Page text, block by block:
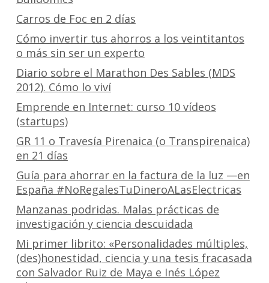
Carros de Foc en 2 días
Cómo invertir tus ahorros a los veintitantos
o más sin ser un experto
Diario sobre el Marathon Des Sables (MDS
2012). Cómo lo viví
Emprende en Internet: curso 10 vídeos
(startups)
GR 11 o Travesía Pirenaica (o Transpirenaica)
en 21 días
Guía para ahorrar en la factura de la luz —en
España #NoRegalesTuDineroALasElectricas
Manzanas podridas. Malas prácticas de
investigación y ciencia descuidada
Mi primer librito: «Personalidades múltiples,
(des)honestidad, ciencia y una tesis fracasada
con Salvador Ruiz de Maya e Inés López